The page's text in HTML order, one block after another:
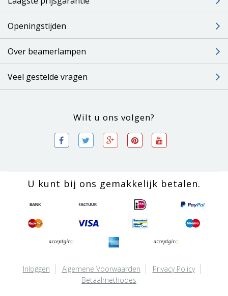
Openingstijden
Over beamerlampen
Veel gestelde vragen
Wilt u ons volgen?
U kunt bij ons gemakkelijk betalen.
Inloggen Algemene Voorwaarden
Privacy Policy
Betaalmethodes